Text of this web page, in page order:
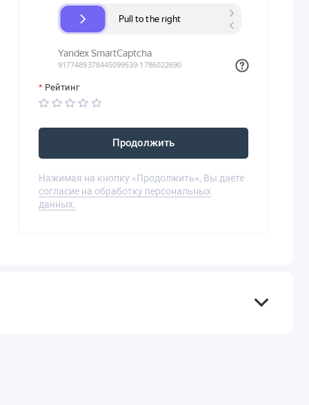
Рейтинг
Продолжить
Нажимая на кнопку «Продолжить», Вы даете
согласие на обработку персональных
данных.